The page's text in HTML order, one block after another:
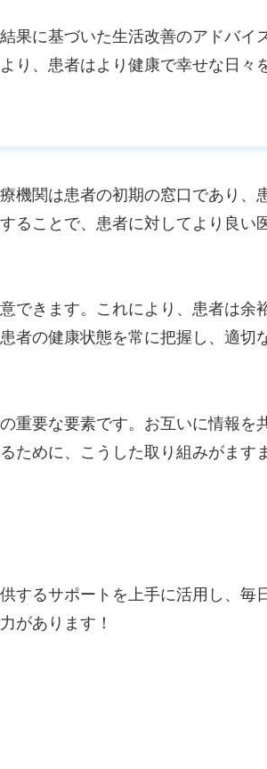
果に基づいた生活改善のアドバイ
、患者はより健康で幸せな日々
機関は患者の初期の窓口であり、
ることで、患者に対してより良い
できます。これにより、患者は余
者の健康状態を常に把握し、適切
重要な要素です。お互いに情報を
ために、こうした取り組みがます
るサポートを上手に活用し、毎
があります！